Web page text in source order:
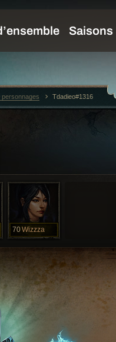
70Wizzza
personnages Tdadieo#1316